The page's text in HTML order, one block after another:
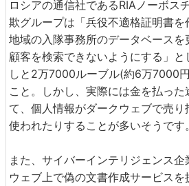
ロシアの通信社であるRIAノーボス
欺グループは「兵役不適格証明書
地域の入隊事務所のデータベース
顧客を検索できないようにする」
しと2万7000ルーブル(約6万7000
こと。しかし、実際には金を払った
て、個人情報がダークウェブで売
使われたりすることが多いそうです。
また、サイバーインテリジェンス
ウェブ上で偽の文書作成サービス